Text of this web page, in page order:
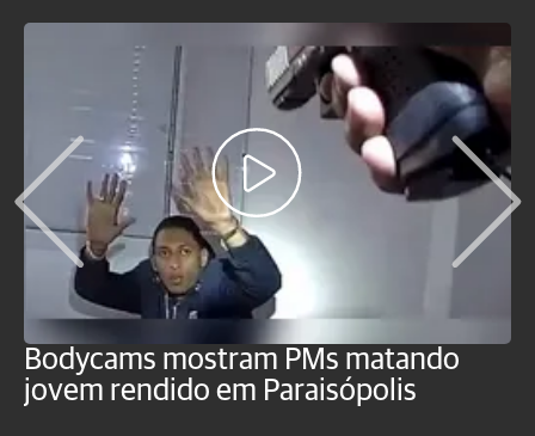
Bodycams mostram PMs matando
jovem rendido em Paraisópolis